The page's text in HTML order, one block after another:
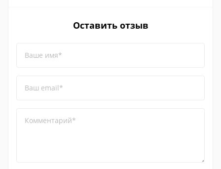
Оставить отзыв
Ваше имя*
Ваш email*
Комментарий*